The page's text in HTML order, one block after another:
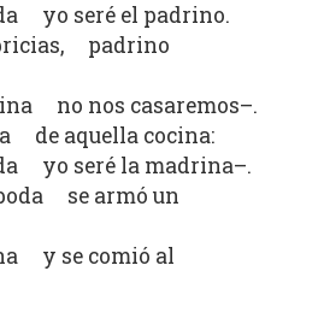
yo seré el padrino.
padrino
no nos casaremos–.
de aquella cocina:
yo seré la madrina–.
se armó un
y se comió al